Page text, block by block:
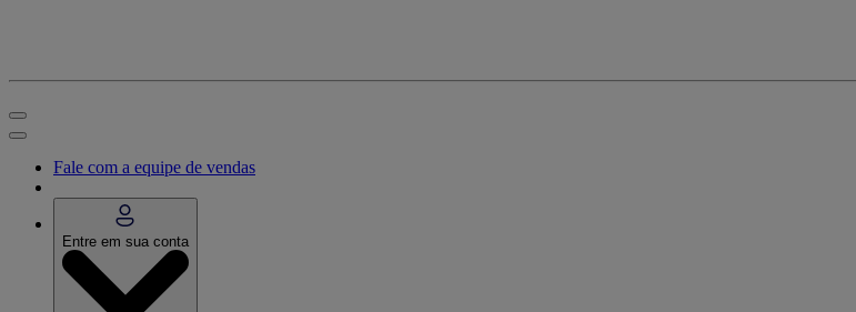
Fale com a equipe de vendas
Entre em sua conta